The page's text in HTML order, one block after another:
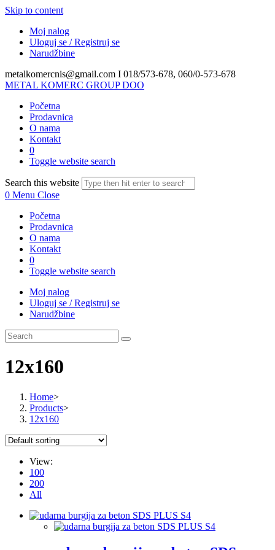
Skip to content
Moj nalog
Uloguj se / Registruj se
Narudžbine
metalkomercnis@gmail.com I 018/573-678, 060/0-573-678
METAL KOMERC GROUP DOO
Početna
Prodavnica
O nama
Kontakt
0
Toggle website search
Search this website
0 Menu Close
Početna
Prodavnica
O nama
Kontakt
0
Toggle website search
Moj nalog
Uloguj se / Registruj se
Narudžbine
12x160
Home>
Products>
12x160
View:
100
200
All